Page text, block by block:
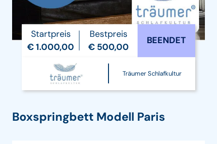
Startpreis
€ 1.000,00
Bestpreis
€ 500,00
BEENDET
Träumer Schlafkultur
Boxspringbett Modell Paris